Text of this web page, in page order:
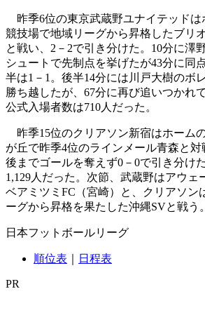
昨季6位の東京武蔵野ユナイテッドは
競技場で地域リーグから昇格したブリ
と戦い、2－2で引き分けた。10分に澤
シュートで先制点を挙げたが43分に同
半は1－1。後半14分には川戸大樹のボ
勝ち越したが、67分に再び追いつかれ
公式入場者数は710人だった。
昨季15位のクリアソン新宿はホーム
が丘で昨季4位のラインメール青森と
後までゴールを奪えず0－0で引き分け
1,129人だった。次節、武蔵野はアウェ
ベアミツミFC（宮崎）と、クリアソン
ーグから昇格を果たした沖縄SVと戦う。
日本フットボールリーグ
順位表 日程表
PR